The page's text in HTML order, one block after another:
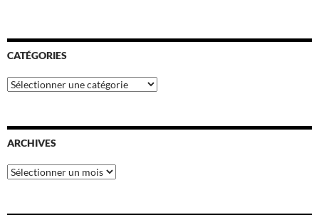
CATÉGORIES
Catégories
ARCHIVES
Archives